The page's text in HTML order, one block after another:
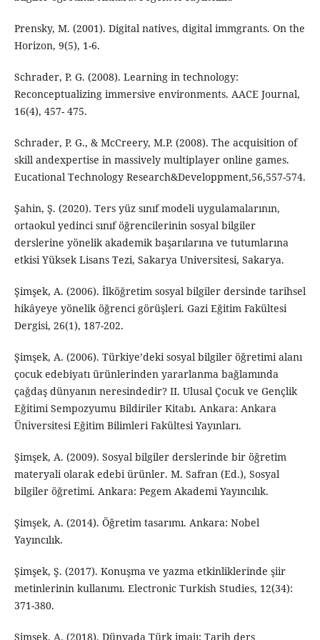
Prensky, M. (2001). Digital natives, digital immgrants. On the
Horizon, 9(5), 1-6.
Schrader, P. G. (2008). Learning in technology:
Reconceptualizing immersive environments. AACE Journal,
16(4), 457- 475.
Schrader, P. G., & McCreery, M.P. (2008). The acquisition of
skill andexpertise in massively multiplayer online games.
Eucational Technology Research&Developpment,56,557-574.
Şahin, Ş. (2020). Ters yüz sınıf modeli uygulamalarının,
ortaokul yedinci sınıf öğrencilerinin sosyal bilgiler
derslerine yönelik akademik başarılarına ve tutumlarına
etkisi Yüksek Lisans Tezi, Sakarya Universitesi, Sakarya.
Şimşek, A. (2006). İlköğretim sosyal bilgiler dersinde tarihsel
hikâyeye yönelik öğrenci görüşleri. Gazi Eğitim Fakültesi
Dergisi, 26(1), 187-202.
Şimşek, A. (2006). Türkiye’deki sosyal bilgiler öğretimi alanı
çocuk edebiyatı ürünlerinden yararlanma bağlamında
çağdaş dünyanın neresindedir? II. Ulusal Çocuk ve Gençlik
Eğitimi Sempozyumu Bildiriler Kitabı. Ankara: Ankara
Üniversitesi Eğitim Bilimleri Fakültesi Yayınları.
Şimşek, A. (2009). Sosyal bilgiler derslerinde bir öğretim
materyali olarak edebi ürünler. M. Safran (Ed.), Sosyal
bilgiler öğretimi. Ankara: Pegem Akademi Yayıncılık.
Şimşek, A. (2014). Öğretim tasarımı. Ankara: Nobel
Yayıncılık.
Şimşek, Ş. (2017). Konuşma ve yazma etkinliklerinde şiir
metinlerinin kullanımı. Electronic Turkish Studies, 12(34):
371-380.
Şimşek, A. (2018). Dünyada Türk imajı: Tarih ders